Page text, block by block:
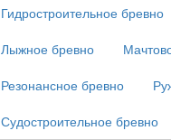
Гидростроительное бревно
Лыжное бревно
Резонансное бревно
Судостроительное бревно